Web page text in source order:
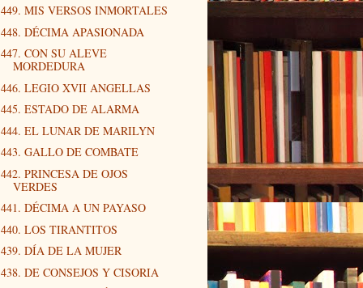
449. MIS VERSOS INMORTALES
448. DÉCIMA APASIONADA
447. CON SU ALEVE
MORDEDURA
446. LEGIO XVII ANGELLAS
445. ESTADO DE ALARMA
444. EL LUNAR DE MARILYN
443. GALLO DE COMBATE
442. PRINCESA DE OJOS
VERDES
441. DÉCIMA A UN PAYASO
440. LOS TIRANTITOS
439. DÍA DE LA MUJER
438. DE CONSEJOS Y CISORIA